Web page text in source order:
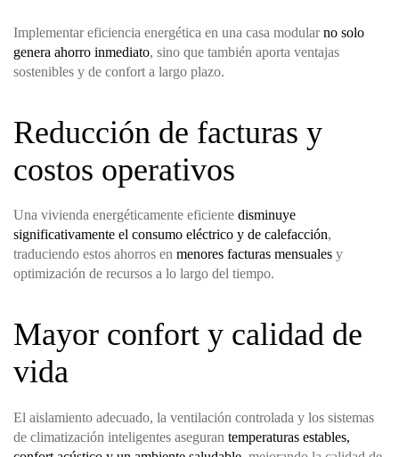
Implementar eficiencia energética en una casa modularno solo
genera ahorro inmediato, sino que también aporta ventajas
sostenibles y de confort a largo plazo.
Reducción de facturas y
costos operativos
Una vivienda energéticamente eficiente disminuye
significativamente el consumo eléctrico y de calefacción,
traduciendo estos ahorros en menores facturas mensuales y
optimización de recursos a lo largo del tiempo.
Mayor confort y calidad de
vida
El aislamiento adecuado, la ventilación controlada y los sistemas
de climatización inteligentes aseguran temperaturas estables,